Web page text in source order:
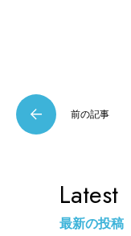
前の記事
Latest
最新の投稿